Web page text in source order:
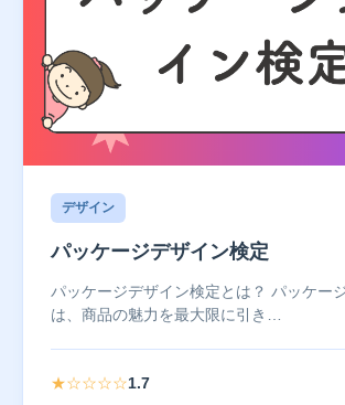
デザイン
パッケージデザイン検定
パッケージデザイン検定とは？ パッケー
は、商品の魅力を最大限に引き…
★☆☆☆☆1.7